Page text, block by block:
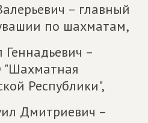
– главный
по шахматам,
–
"Шахматная
Республики",
Дмитриевич –